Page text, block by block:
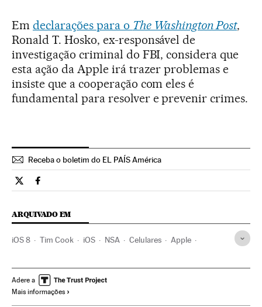
Em declarações para o The Washington Post,
Ronald T. Hosko, ex-responsável de
investigação criminal do FBI, considera que
esta ação da Apple irá trazer problemas e
insiste que a cooperação com eles é
fundamental para resolver e prevenir crimes.
Receba o boletim do EL PAÍS América
Tecnologia El País Brasil en Twitter
Tecnologia El País Brasil en Facebook
ARQUIVADO EM
iOS 8 Tim Cook iOS NSA Celulares Apple
Privacidade internet Sistemas operacionais
Segurança nacional
Adere a
Mais informações